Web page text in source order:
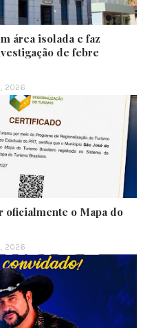
área isolada e faz
de febre
2026
oficialmente o Mapa do
2026